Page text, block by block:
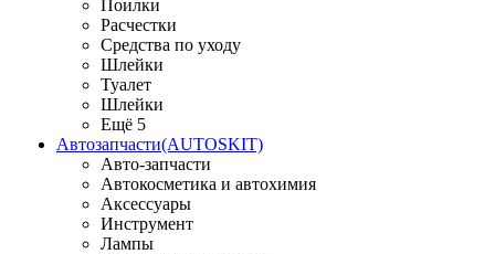
Поилки
Расчестки
Средства по уходу
Шлейки
Туалет
Шлейки
Ещё 5
Автозапчасти(AUTOSKIT)
Авто-запчасти
Автокосметика и автохимия
Аксессуары
Инструмент
Лампы